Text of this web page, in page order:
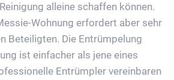
alleine schaffen können.
Wohnung erfordert aber sehr
Beteiligten. Die Entrümpelung
ist einfacher als jene eines
Entrümpler vereinbaren